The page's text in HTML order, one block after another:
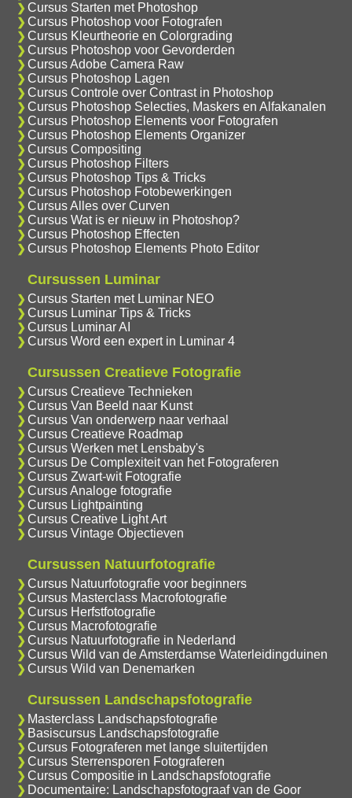
Cursus Starten met Photoshop
Cursus Photoshop voor Fotografen
Cursus Kleurtheorie en Colorgrading
Cursus Photoshop voor Gevorderden
Cursus Adobe Camera Raw
Cursus Photoshop Lagen
Cursus Controle over Contrast in Photoshop
Cursus Photoshop Selecties, Maskers en Alfakanalen
Cursus Photoshop Elements voor Fotografen
Cursus Photoshop Elements Organizer
Cursus Compositing
Cursus Photoshop Filters
Cursus Photoshop Tips & Tricks
Cursus Photoshop Fotobewerkingen
Cursus Alles over Curven
Cursus Wat is er nieuw in Photoshop?
Cursus Photoshop Effecten
Cursus Photoshop Elements Photo Editor
Cursussen Luminar
Cursus Starten met Luminar NEO
Cursus Luminar Tips & Tricks
Cursus Luminar AI
Cursus Word een expert in Luminar 4
Cursussen Creatieve Fotografie
Cursus Creatieve Technieken
Cursus Van Beeld naar Kunst
Cursus Van onderwerp naar verhaal
Cursus Creatieve Roadmap
Cursus Werken met Lensbaby's
Cursus De Complexiteit van het Fotograferen
Cursus Zwart-wit Fotografie
Cursus Analoge fotografie
Cursus Lightpainting
Cursus Creative Light Art
Cursus Vintage Objectieven
Cursussen Natuurfotografie
Cursus Natuurfotografie voor beginners
Cursus Masterclass Macrofotografie
Cursus Herfstfotografie
Cursus Macrofotografie
Cursus Natuurfotografie in Nederland
Cursus Wild van de Amsterdamse Waterleidingduinen
Cursus Wild van Denemarken
Cursussen Landschapsfotografie
Masterclass Landschapsfotografie
Basiscursus Landschapsfotografie
Cursus Fotograferen met lange sluitertijden
Cursus Sterrensporen Fotograferen
Cursus Compositie in Landschapsfotografie
Documentaire: Landschapsfotograaf van de Goor